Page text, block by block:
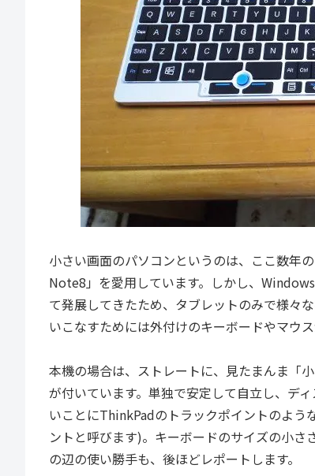
小さい画面のパソコンというのは、ここ数年
Note8」を愛用しています。しかし、
て発展してきたため、タブレットのみで様々
いこなすためには外付けのキーボードやマウ
本機の場合は、ストレートに、見たまんま「
が付いています。単独で安定して自立し、デ
いことにThinkPadのトラックポイントのよう
ントと呼びます)。キーボードのサイズの小
の辺の使い勝手も、後ほどレポートします。